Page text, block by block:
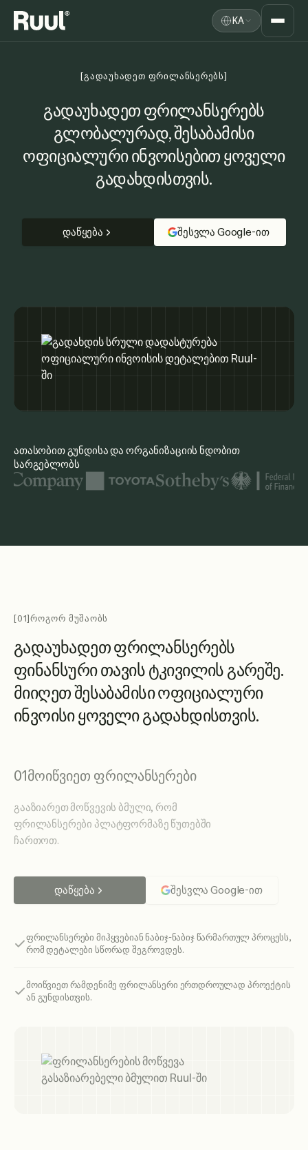
Ruul-ის მთავარი KA
რესურსები
[ᲒᲐᲓᲐᲣᲮᲐᲓᲔᲗ ᲤᲠᲘᲚᲐᲜᲡᲔᲠᲔᲑᲡ]
გადაუხადეთ ფრილანსერებს
გლობალურად,შესაბამისი
ოფიციალური ინვოისებით ყოველი
გადახდისთვის.
დაწყება შესვლა Google-ით
ათასობით გუნდისა და ორგანიზაციის ნდობით
სარგებლობს
[01]ᲠᲝᲒᲝᲠ ᲛᲣᲨᲐᲝᲑᲡ
გადაუხადეთფრილანსერებს
ფინანსურითავისტკივილისგარეშე.
მიიღეთშესაბამისიოფიციალური
ინვოისიყოველიგადახდისთვის.
01მოიწვიეთ ფრილანსერები
გააზიარეთ მოწვევის ბმული, რომ
ფრილანსერები პლატფორმაზე წუთებში
ჩართოთ.
დაწყება შესვლა Google-ით
ფრილანსერები მიჰყვებიან ნაბიჯ-ნაბიჯ წარმართულ პროცესს,
რომ დეტალები სწორად შეგროვდეს.
მოიწვიეთ რამდენიმე ფრილანსერი ერთდროულად პროექტის
ან გუნდისთვის.